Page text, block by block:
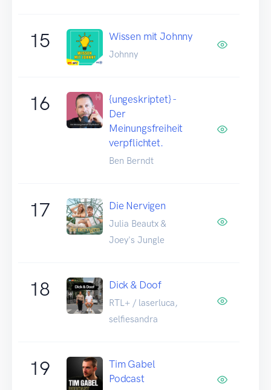
15 Wissen mit Johnny
Johnny
16
{ungeskriptet} -
Der
Meinungsfreiheit
verpflichtet.
Ben Berndt
17 Die Nervigen
Julia Beautx &
Joey's Jungle
18 Dick & Doof
RTL+ / laserluca,
selfiesandra
19
Tim Gabel
Podcast